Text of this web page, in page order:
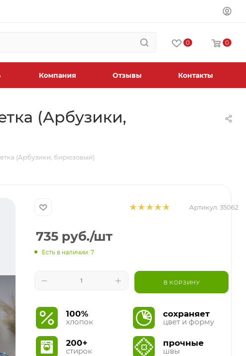
0 0
Компания Отзывы Контакты
(Арбузики,
(Арбузики, бирюзовый)
Артикул: 35062
735 руб./шт
Есть в наличии: 7
В КОРЗИНУ
100%
хлопок
200+
стирок
сохраняет
цвет и форму
прочные
швы